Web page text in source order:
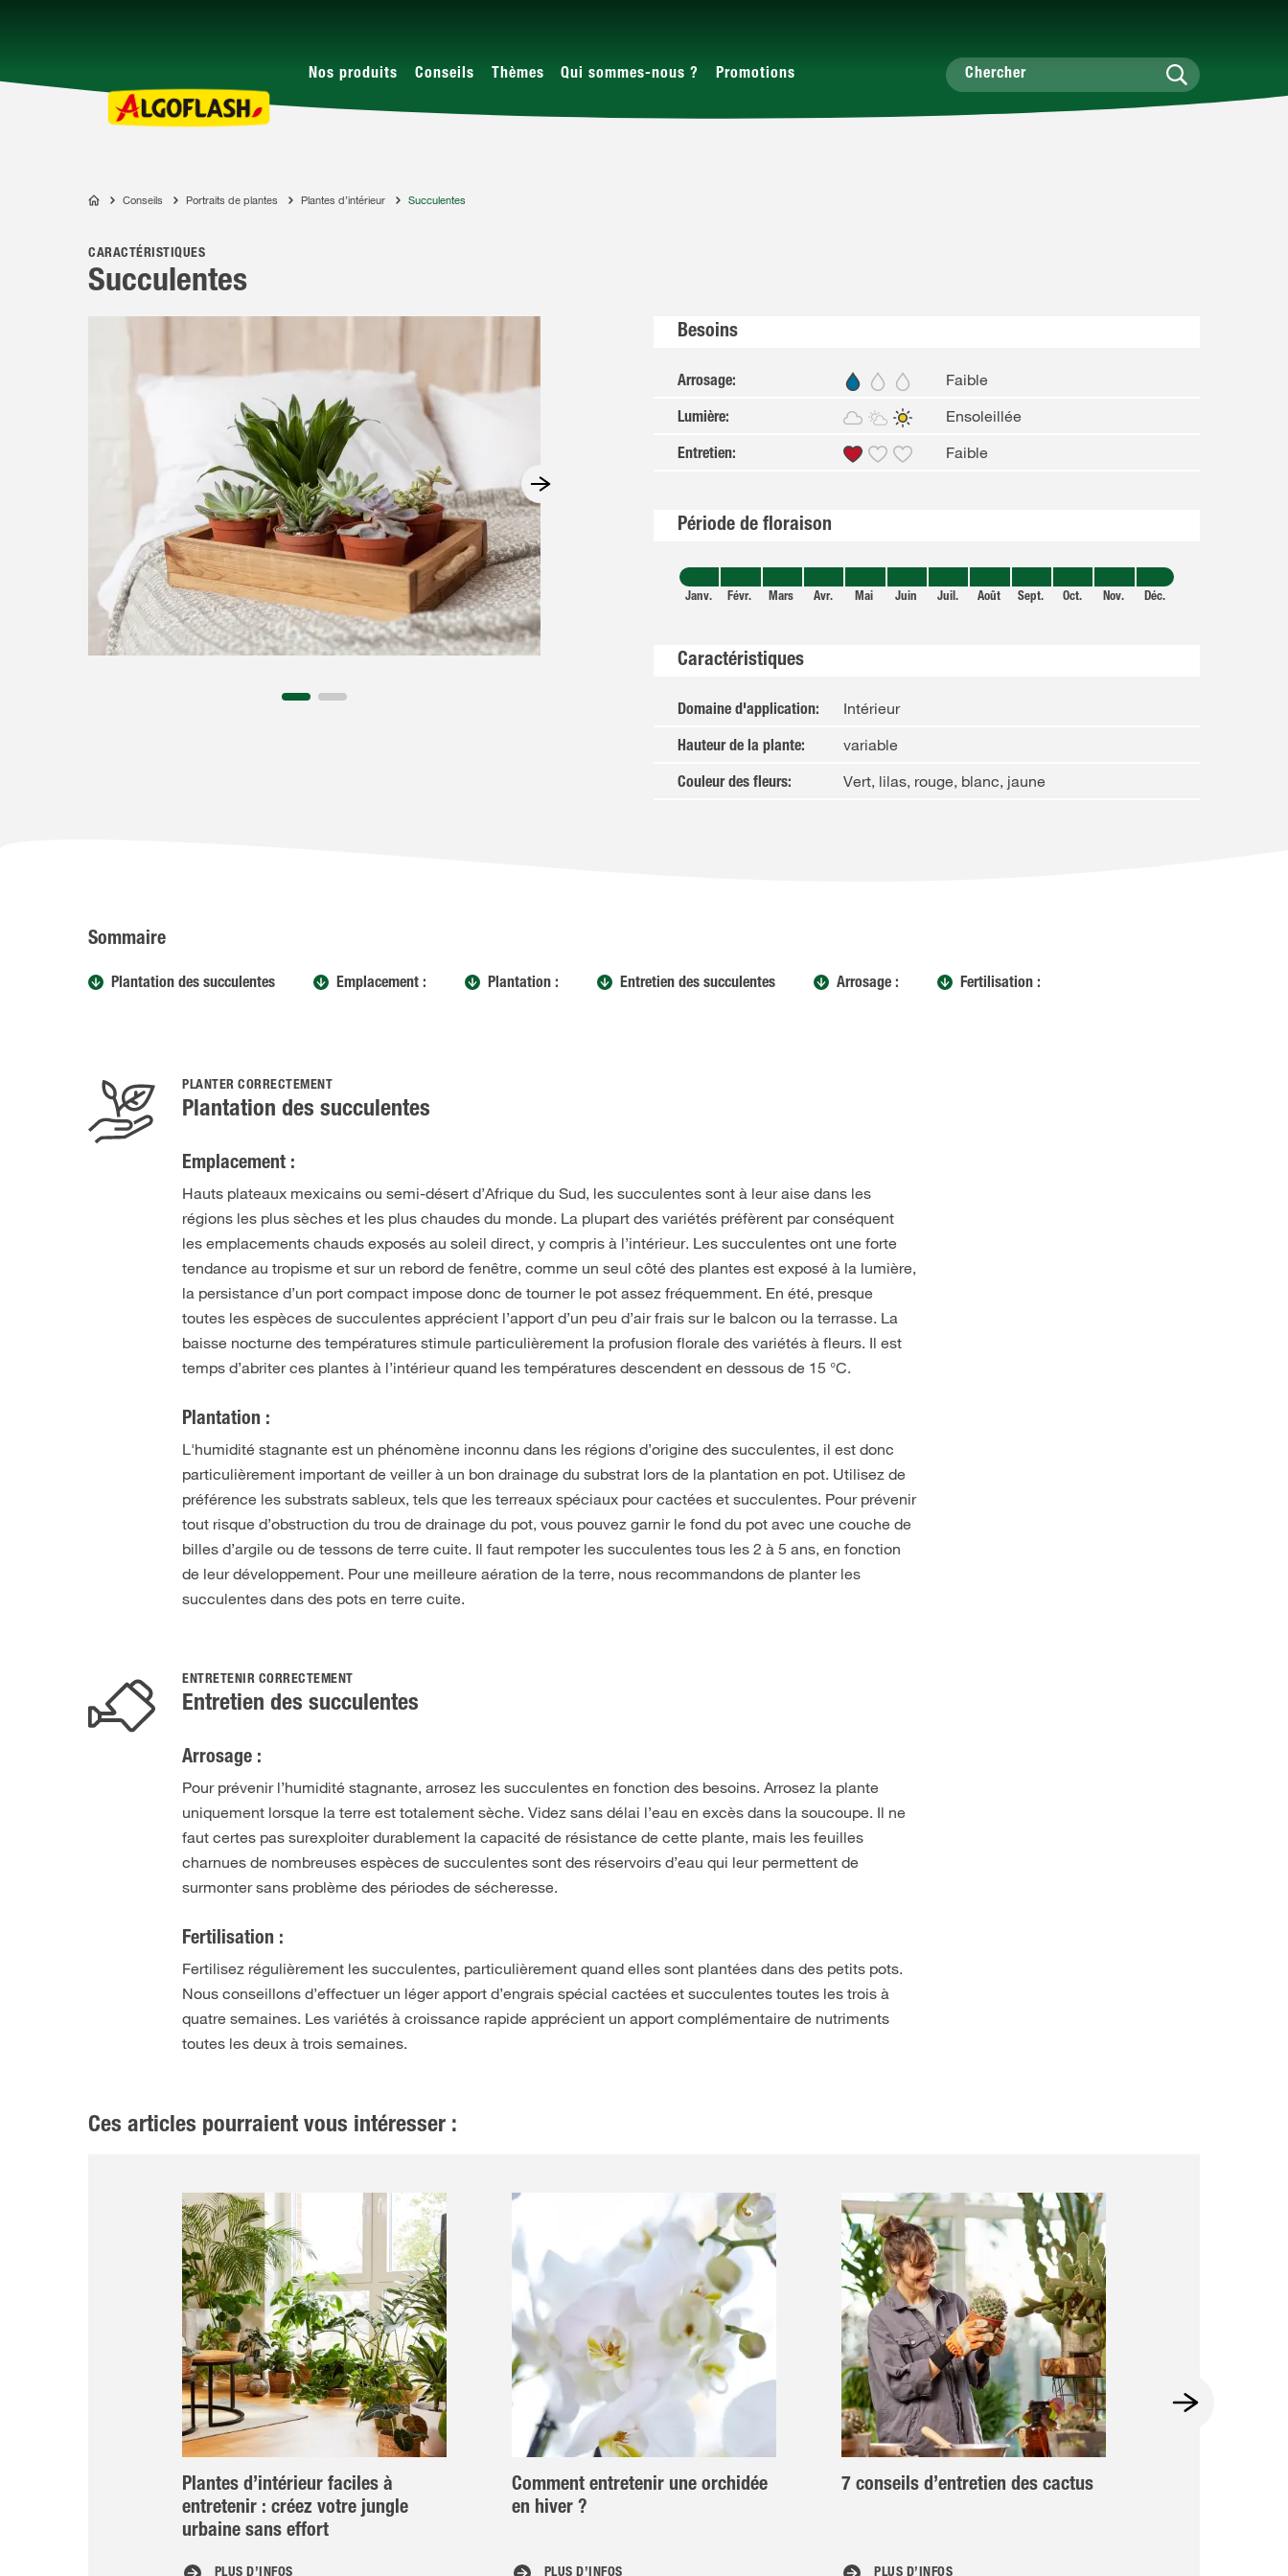
Nos produits Conseils Thèmes Qui sommes-nous ? Promotions
ALGOFLASH
Conseils Portraits de plantes Plantes d’intérieur Succulentes
CARACTÉRISTIQUES
Succulentes
Besoins
Arrosage: Faible
Lumière: Ensoleillée
Entretien: Faible
Période de floraison
Janv. Févr. Mars Avr. Mai Juin Juil. Août Sept. Oct. Nov. Déc.
Caractéristiques
Domaine d'application: Intérieur
Hauteur de la plante: variable
Couleur des fleurs: Vert, lilas, rouge, blanc, jaune
Sommaire
Plantation des succulentes Emplacement : Plantation : Entretien des succulentes Arrosage : Fertilisation :
PLANTER CORRECTEMENT
Plantation des succulentes
Emplacement :
Hauts plateaux mexicains ou semi-désert d’Afrique du Sud, les succulentes sont à leur aise dans les
régions les plus sèches et les plus chaudes du monde. La plupart des variétés préfèrent par conséquent
les emplacements chauds exposés au soleil direct, y compris à l’intérieur. Les succulentes ont une forte
tendance au tropisme et sur un rebord de fenêtre, comme un seul côté des plantes est exposé à la lumière,
la persistance d’un port compact impose donc de tourner le pot assez fréquemment. En été, presque
toutes les espèces de succulentes apprécient l’apport d’un peu d’air frais sur le balcon ou la terrasse. La
baisse nocturne des températures stimule particulièrement la profusion florale des variétés à fleurs. Il est
temps d’abriter ces plantes à l’intérieur quand les températures descendent en dessous de 15 °C.
Plantation :
L'humidité stagnante est un phénomène inconnu dans les régions d’origine des succulentes, il est donc
particulièrement important de veiller à un bon drainage du substrat lors de la plantation en pot. Utilisez de
préférence les substrats sableux, tels que les terreaux spéciaux pour cactées et succulentes. Pour prévenir
tout risque d’obstruction du trou de drainage du pot, vous pouvez garnir le fond du pot avec une couche de
billes d’argile ou de tessons de terre cuite. Il faut rempoter les succulentes tous les 2 à 5 ans, en fonction
de leur développement. Pour une meilleure aération de la terre, nous recommandons de planter les
succulentes dans des pots en terre cuite.
ENTRETENIR CORRECTEMENT
Entretien des succulentes
Arrosage :
Pour prévenir l’humidité stagnante, arrosez les succulentes en fonction des besoins. Arrosez la plante
uniquement lorsque la terre est totalement sèche. Videz sans délai l’eau en excès dans la soucoupe. Il ne
faut certes pas surexploiter durablement la capacité de résistance de cette plante, mais les feuilles
charnues de nombreuses espèces de succulentes sont des réservoirs d’eau qui leur permettent de
surmonter sans problème des périodes de sécheresse.
Fertilisation :
Fertilisez régulièrement les succulentes, particulièrement quand elles sont plantées dans des petits pots.
Nous conseillons d’effectuer un léger apport d’engrais spécial cactées et succulentes toutes les trois à
quatre semaines. Les variétés à croissance rapide apprécient un apport complémentaire de nutriments
toutes les deux à trois semaines.
Ces articles pourraient vous intéresser :
Plantes d’intérieur faciles à
entretenir : créez votre jungle
urbaine sans effort
PLUS D’INFOS
Comment entretenir une orchidée
en hiver ?
PLUS D’INFOS
7 conseils d’entretien des cactus
PLUS D’INFOS